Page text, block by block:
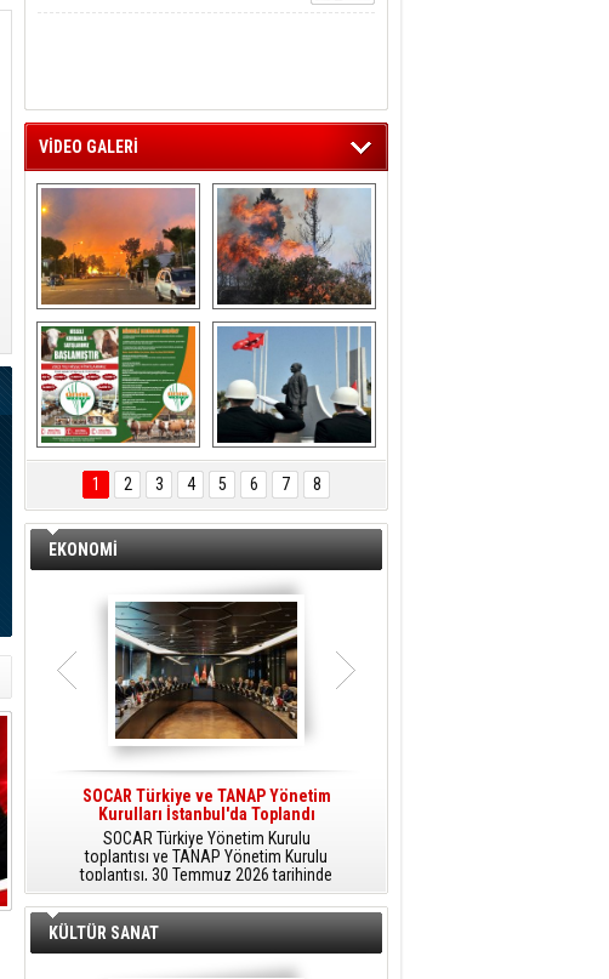
VİDEO GALERİ
Aliağa ‘da  otluk
alanda çıkan
yangın evlere
sıçramadan
söndürüldü
Aliağa'nın Ciğerleri
ÖNAL TARIM
TANITIM FİLMİ
Aliağa'da Polis
Haftası Kutlandı
1 2 3 4 5 6 7 8
EKONOMİ
SOCAR Türkiye ve TANAP Yönetim
Kurulları İstanbul'da Toplandı
SOCAR Türkiye Yönetim Kurulu
toplantısı ve TANAP Yönetim Kurulu
toplantısı, 30 Temmuz 2026 tarihinde
İstanbul’da gerçekleştirildi.
hidrojen teknolojileri alanında yenilikçi
projelere öncülük ediyor.
KÜLTÜR SANAT